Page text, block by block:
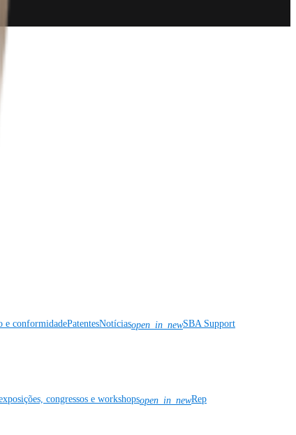
e conformidadePatentesNotíciasopen_in_newSBA Support
congressos e workshopsopen_in_newRep